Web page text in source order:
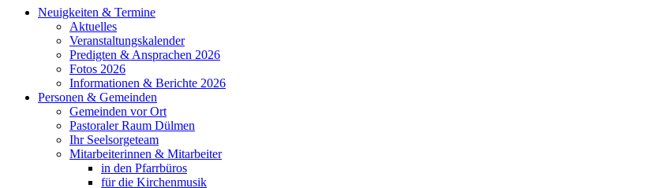
Neuigkeiten & Termine
Aktuelles
Veranstaltungskalender
Predigten & Ansprachen 2026
Fotos 2026
Informationen & Berichte 2026
Personen & Gemeinden
Gemeinden vor Ort
Pastoraler Raum Dülmen
Ihr Seelsorgeteam
Mitarbeiterinnen & Mitarbeiter
in den Pfarrbüros
für die Kirchenmusik